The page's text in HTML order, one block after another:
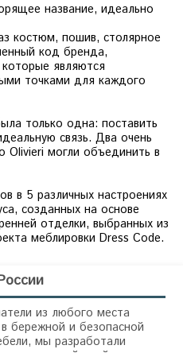
название, идеально
костюм, пошив, столярное
код бренда,
являются
точками для каждого
только одна: поставить
связь. Два очень
Olivieri могли объединить в
в 5 различных настроениях
созданных на основе
отделки, выбранных из
из любого места
бережной и безопасной
мы разработали